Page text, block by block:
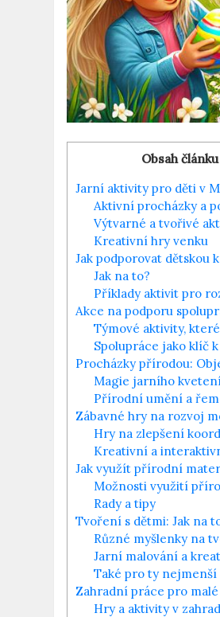
Obsah článku
Jarní‍ aktivity pro děti v
Aktivní procházky a
Výtvarné ⁢a tvořivé
Kreativní hry venku
Jak podporovat dětskou
Jak na to?
Příklady aktivit pro
Akce na podporu
Týmové aktivity,
Spolupráce jako‌ klíč
Procházky přírodou:⁢
Magie jarního
Přírodní umění a
Zábavné hry na rozvoj
Hry na zlepšení
Kreativní a
Jak ‍využít přírodní
Možnosti využití
Rady a tipy
Tvoření s dětmi: Jak na
Různé myšlenky na
Jarní malování a
Také pro ty nejmenší
Zahradní ⁢práce pro
Hry a aktivity v